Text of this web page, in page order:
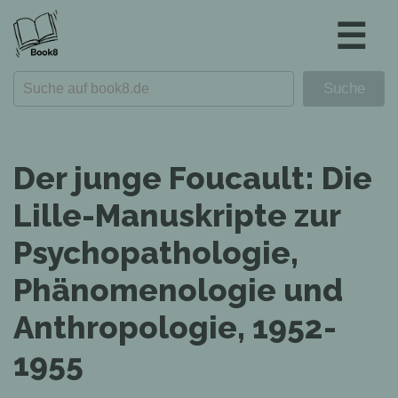
☰
Der junge Foucault: Die
Lille-Manuskripte zur
Psychopathologie,
Phänomenologie und
Anthropologie, 1952-
1955